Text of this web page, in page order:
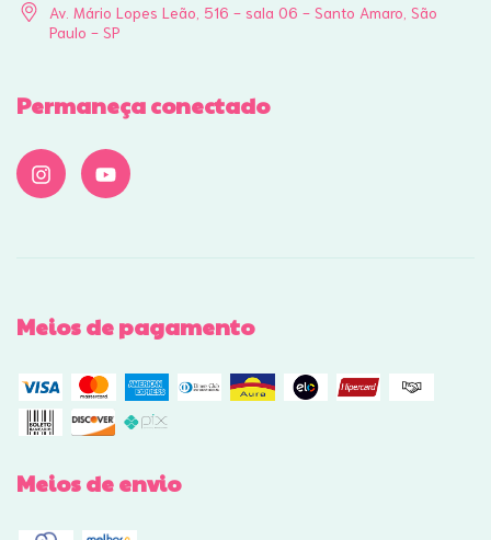
Av. Mário Lopes Leão, 516 - sala 06 - Santo Amaro, São
Paulo - SP
Permaneça conectado
Meios de pagamento
Meios de envio